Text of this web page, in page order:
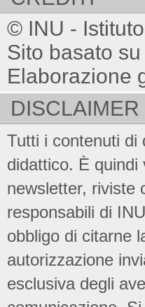
© INU -
Sito basato su
Elaborazione
DISCLAIMER
Tutti i contenuti di
didattico. È
newsletter, riviste
responsabili di
obbligo di citarne
autorizzazione
esclusiva degli